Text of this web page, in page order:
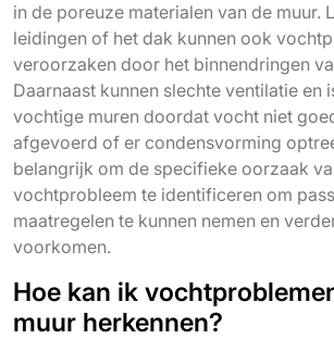
in de poreuze materialen van de muur.
leidingen of het dak kunnen ook
veroorzaken door het binnendringen
Daarnaast kunnen slechte ventilatie en
vochtige muren doordat vocht niet
afgevoerd of er condensvorming
belangrijk om de specifieke oorzaak
vochtprobleem te identificeren om
maatregelen te kunnen nemen en
voorkomen.
Hoe kan ik
muur herkennen?